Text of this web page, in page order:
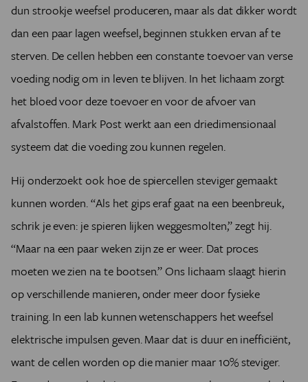
dun strookje weefsel produceren, maar als dat dikker wordt
dan een paar lagen weefsel, beginnen stukken ervan af te
sterven. De cellen hebben een constante toevoer van verse
voeding nodig om in leven te blijven. In het lichaam zorgt
het bloed voor deze toevoer en voor de afvoer van
afvalstoffen. Mark Post werkt aan een driedimensionaal
systeem dat die voeding zou kunnen regelen.
Hij onderzoekt ook hoe de spiercellen steviger gemaakt
kunnen worden. “Als het gips eraf gaat na een beenbreuk,
schrik je even: je spieren lijken weggesmolten,” zegt hij.
“Maar na een paar weken zijn ze er weer. Dat proces
moeten we zien na te bootsen.” Ons lichaam slaagt hierin
op verschillende manieren, onder meer door fysieke
training. In een lab kunnen wetenschappers het weefsel
elektrische impulsen geven. Maar dat is duur en inefficiënt,
want de cellen worden op die manier maar 10% steviger.